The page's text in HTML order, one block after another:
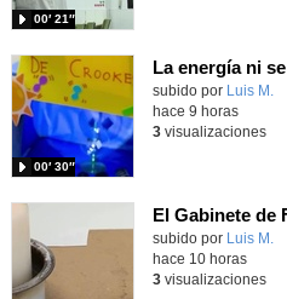
00′ 21″
Contenido educativo.
subido por Luis M.
00′ 30″
hace 9 horas
3visualizaciones
Contenido educativo.
subido por Luis M.
hace 10 horas
3visualizaciones